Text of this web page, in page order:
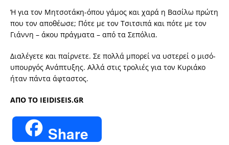
Ή για τον Μητσοτάκη-όπου γάμος και χαρά η Βασίλω πρώτη
που τον αποθέωσε; Πότε με τον Τσιτσιπά και πότε με τον
Γιάννη – άκου πράγματα – από τα Σεπόλια.
Διαλέγετε και παίρνετε. Σε πολλά μπορεί να υστερεί ο μισό-
υπουργός Ανάπτυξης. Αλλά στις τρολιές για τον Κυριάκο
ήταν πάντα άφταστος.
ΑΠΟ ΤΟ IEIDISEIS.GR
Share